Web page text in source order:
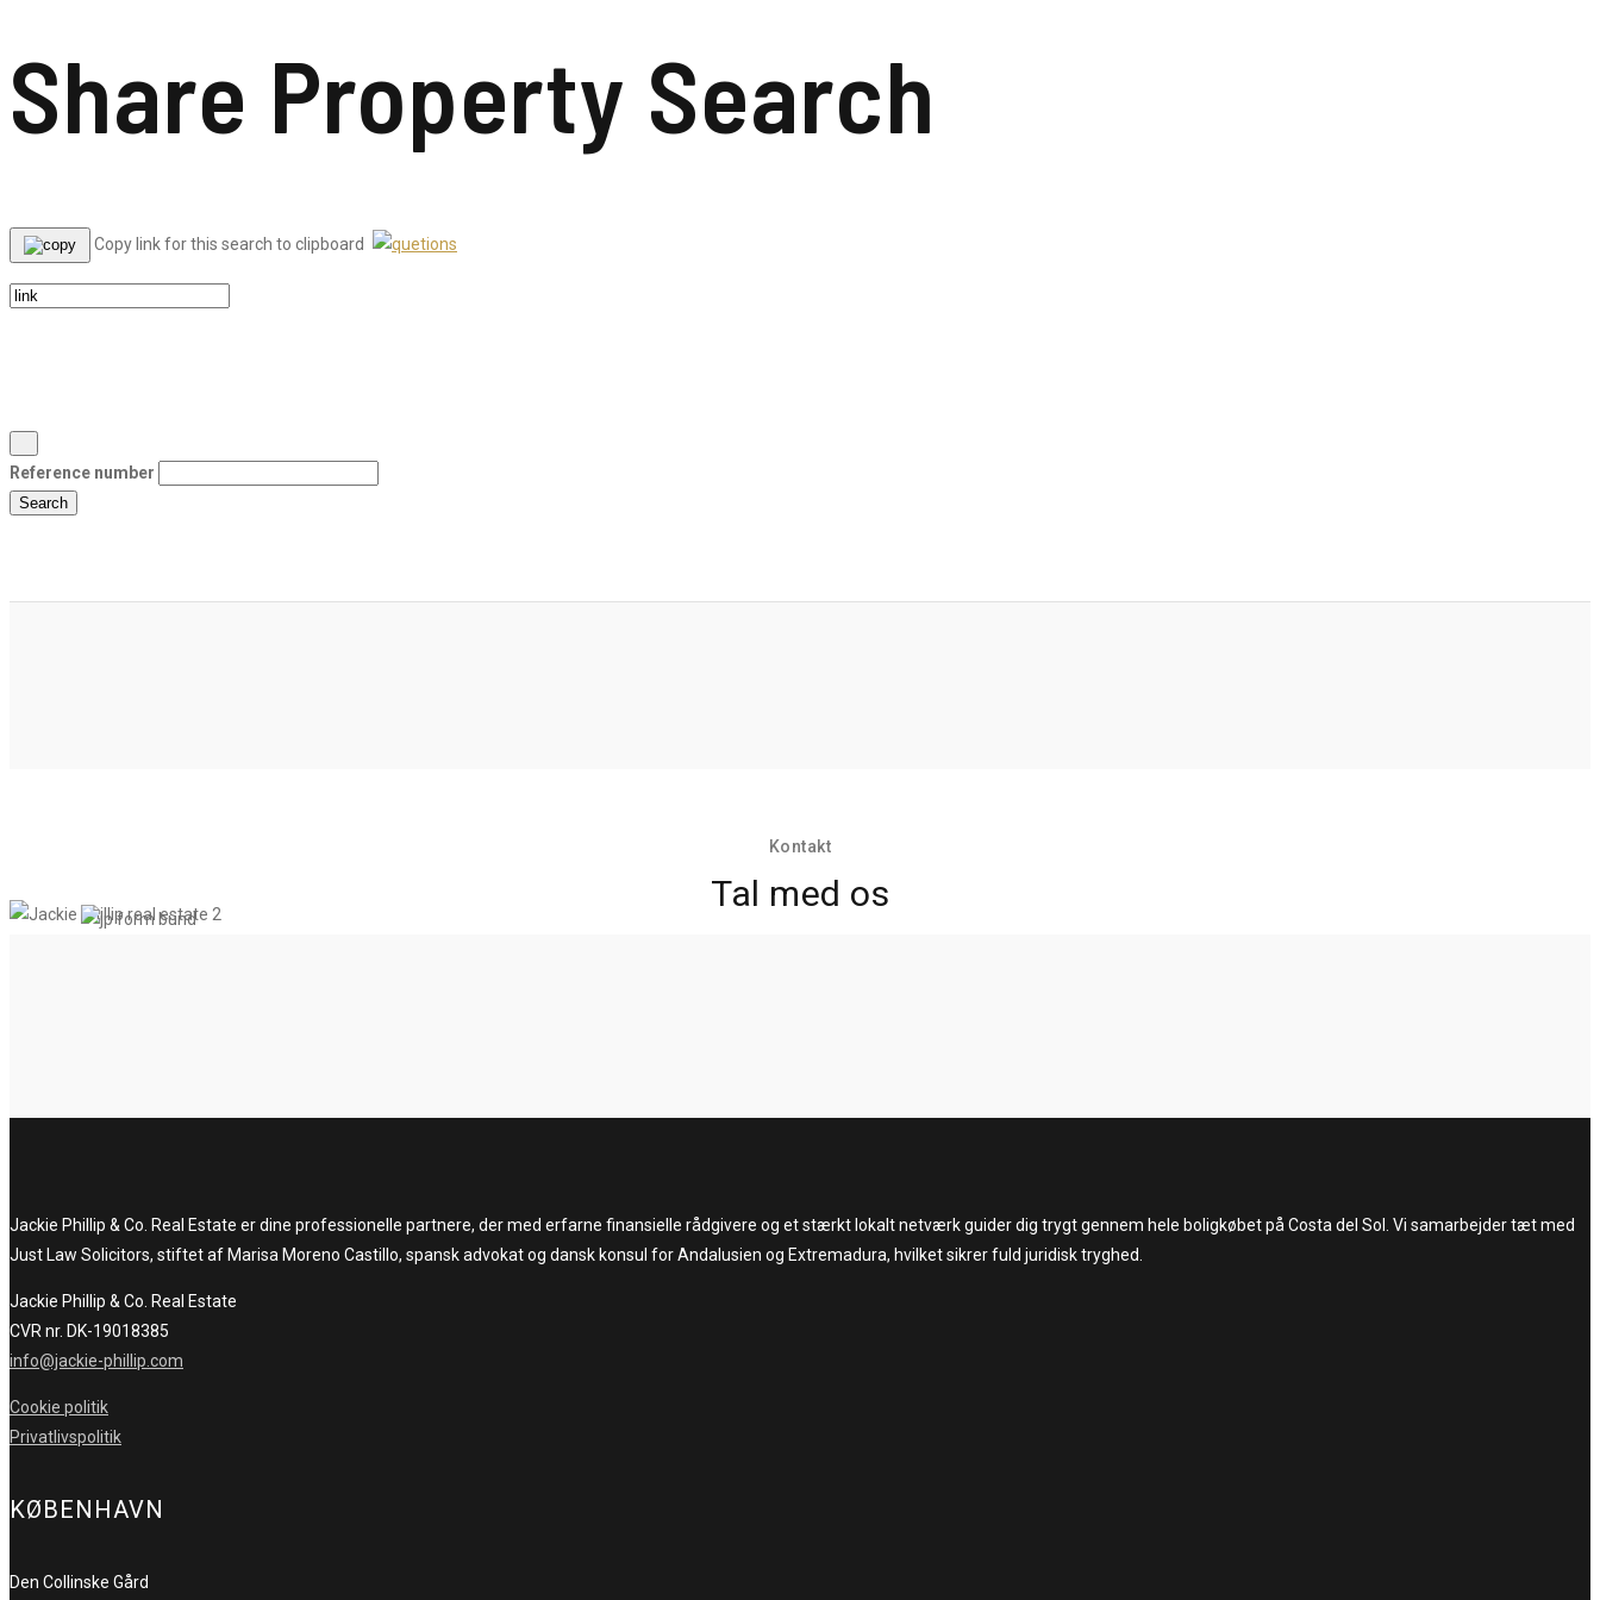
Share Property Search
Copy link for this search to clipboard
Reference number
Search
Kontakt
Tal med os
Jackie Phillip & Co. Real Estate er dine professionelle partnere, der med erfarne finansielle rådgivere og et stærkt lokalt netværk guider dig trygt gennem hele boligkøbet på Costa del Sol. Vi samarbejder tæt med
Just Law Solicitors, stiftet af Marisa Moreno Castillo, spansk advokat og dansk konsul for Andalusien og Extremadura, hvilket sikrer fuld juridisk tryghed.
Jackie Phillip & Co. Real Estate
CVR nr. DK-19018385
info@jackie-phillip.com
Cookie politik
Privatlivspolitik
KØBENHAVN
Den Collinske Gård